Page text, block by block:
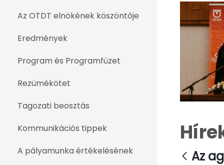
Az OTDT elnökének köszöntője
Eredmények
Program és Programfüzet
Rezümékötet
Tagozati beosztás
Kommunikációs tippek
A pályamunka értékelésének
Az